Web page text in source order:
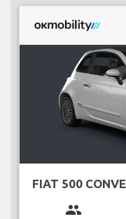
FIAT 500
group